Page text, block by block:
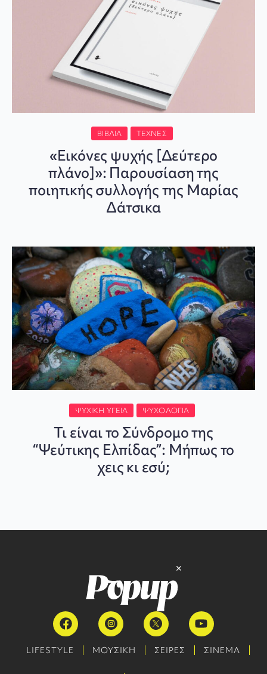
ΒΙΒΛΊΑ ΤΈΧΝΕΣ
«Εικόνες ψυχής [Δεύτερο
πλάνο]»: Παρουσίαση της
ποιητικής συλλογής της Μαρίας
Δάτσικα
ΨΥΧΙΚΉ ΥΓΕΊΑ ΨΥΧΟΛΟΓΊΑ
Τι είναι το Σύνδρομο της
“Ψεύτικης Ελπίδας”: Μήπως το
χεις κι εσύ;
LIFESTYLE ΜΟΥΣΙΚΗ ΣΕΙΡΕΣ ΣΙΝΕΜΑ